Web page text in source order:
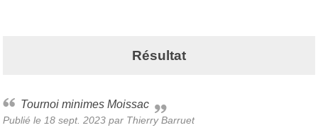
Résultat
Tournoi minimes Moissac
Publié le 18 sept. 2023 par Thierry Barruet